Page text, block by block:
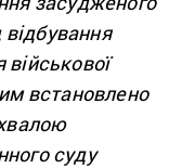
встановлено
суду